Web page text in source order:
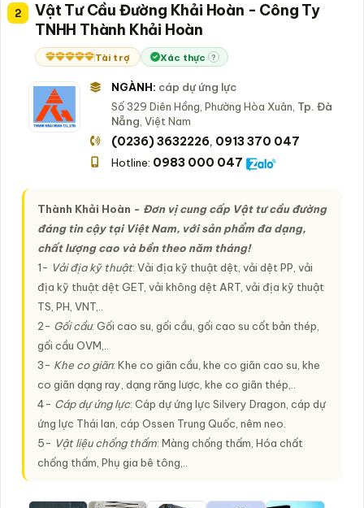
2
Vật Tư Cầu Đường Khải Hoàn - Công Ty
TNHH Thành Khải Hoàn
Tài trợ Xác thực ?
NGÀNH: cáp dự ứng lực
Số 329 Diên Hồng, Phường Hòa Xuân, Tp. Đà
Nẵng , Việt Nam
(0236) 3632226, 0913 370 047
Hotline: 0983 000 047
Thành Khải Hoàn - Đơn vị cung cấp Vật tư cầu đường
đáng tin cậy tại Việt Nam, với sản phẩm đa dạng,
chất lượng cao và bền theo năm tháng!
1- Vải địa kỹ thuật: Vải địa kỹ thuật dệt, vải dệt PP, vải
địa kỹ thuật dệt GET, vải không dệt ART, vải địa kỹ thuật
TS, PH, VNT,..
2- Gối cầu: Gối cao su, gối cầu, gối cao su cốt bản thép,
gối cầu OVM,..
3- Khe co giãn: Khe co giãn cầu, khe co giãn cao su, khe
co giãn dạng ray, dạng răng lược, khe co giãn thép,..
4- Cáp dự ứng lực: Cáp dự ứng lực Silvery Dragon, cáp dự
ứng lực Thái lan, cáp Ossen Trung Quốc, nêm neo.
5- Vật liệu chống thấm: Màng chống thấm, Hóa chất
chống thấm, Phụ gia bê tông,..